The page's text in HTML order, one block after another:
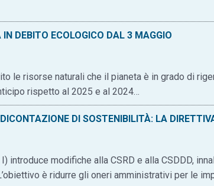
DEBITO ECOLOGICO DAL 3 MAGGIO
le risorse naturali che il pianeta è in grado di
rispetto al 2025 e al 2024…
DI SOSTENIBILITÀ: LA
introduce modifiche alla CSRD e alla CSDDD,
è ridurre gli oneri amministrativi per le